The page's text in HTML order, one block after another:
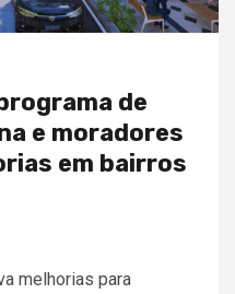
de
e moradores
em bairros
melhorias para